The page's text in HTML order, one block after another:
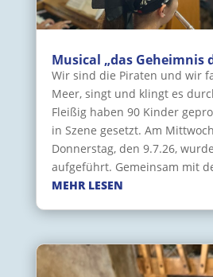
Musical „das Geheimnis
Wir sind die Piraten und wir
Meer, singt und klingt es
Fleißig haben 90 Kinder
in Szene gesetzt. Am
Donnerstag, den 9.7.26,
aufgeführt. Gemeinsam mit
MEHR LESEN